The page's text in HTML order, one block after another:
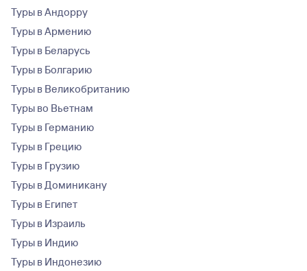
Туры в Андорру
Туры в Армению
Туры в Беларусь
Туры в Болгарию
Туры в Великобританию
Туры во Вьетнам
Туры в Германию
Туры в Грецию
Туры в Грузию
Туры в Доминикану
Туры в Египет
Туры в Израиль
Туры в Индию
Туры в Индонезию